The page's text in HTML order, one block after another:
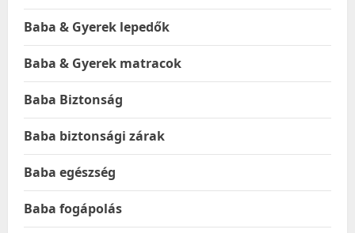
Baba & Gyerek lepedők
Baba & Gyerek matracok
Baba Biztonság
Baba biztonsági zárak
Baba egészség
Baba fogápolás